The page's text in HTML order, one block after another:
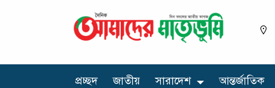
প্রচ্ছদ জাতীয় সারাদেশ আন্তর্জাতিক